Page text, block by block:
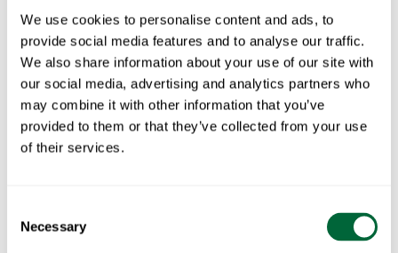
We use cookies to personalise content and ads, to
provide social media features and to analyse our traffic.
We also share information about your use of our site with
our social media, advertising and analytics partners who
may combine it with other information that you’ve
provided to them or that they’ve collected from your use
of their services.
Selection
Necessary
Bord Libelle 140 Grafitgrå